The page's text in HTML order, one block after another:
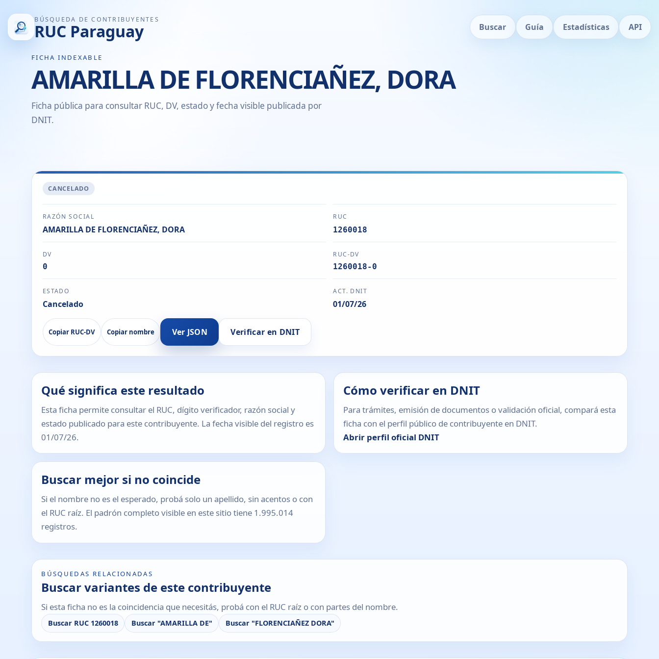
BÚSQUEDA DE CONTRIBUYENTES
RUC Paraguay Buscar Guía Estadísticas API
FICHA INDEXABLE
AMARILLA DE FLORENCIAÑEZ, DORA
Ficha pública para consultar RUC, DV, estado y fecha visible publicada por
DNIT.
CANCELADO
RAZÓN SOCIAL
AMARILLA DE FLORENCIAÑEZ, DORA
RUC
1260018
DV
0
RUC-DV
1260018-0
ESTADO
Cancelado
ACT. DNIT
01/07/26
Copiar RUC-DV Copiar nombre Ver JSON Verificar en DNIT
Qué significa este resultado
Esta ficha permite consultar el RUC, dígito verificador, razón social y
estado publicado para este contribuyente. La fecha visible del registro es
01/07/26.
Cómo verificar en DNIT
Para trámites, emisión de documentos o validación oficial, compará esta
ficha con el perfil público de contribuyente en DNIT.
Abrir perfil oficial DNIT
Buscar mejor si no coincide
Si el nombre no es el esperado, probá solo un apellido, sin acentos o con
el RUC raíz. El padrón completo visible en este sitio tiene 1.995.014
registros.
BÚSQUEDAS RELACIONADAS
Buscar variantes de este contribuyente
Si esta ficha no es la coincidencia que necesitás, probá con el RUC raíz o con partes del nombre.
Buscar RUC 1260018 Buscar "AMARILLA DE" Buscar "FLORENCIAÑEZ DORA"